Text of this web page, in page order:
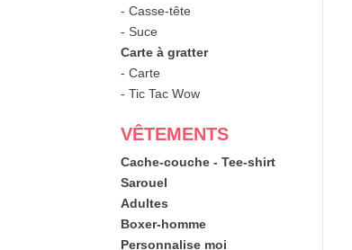
- Casse-tête
- Suce
Carte à gratter
- Carte
- Tic Tac Wow
VÊTEMENTS
Cache-couche - Tee-shirt
Sarouel
Adultes
Boxer-homme
Personnalise moi